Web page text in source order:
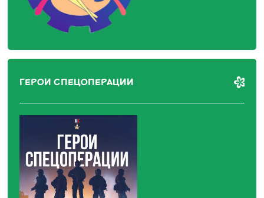
ГЕРОИ СПЕЦОПЕРАЦИИ